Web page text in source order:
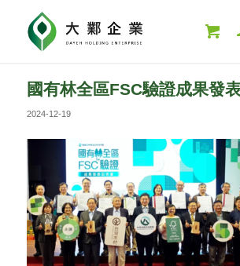
國有林全區FSC驗證成果發
2024-12-19